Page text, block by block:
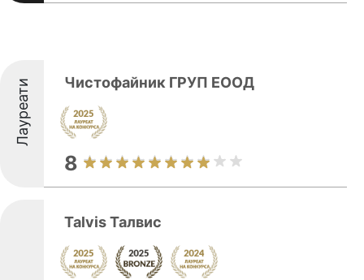
Лауреати Чистофайник ГРУП ЕООД
8
Talvis Талвис